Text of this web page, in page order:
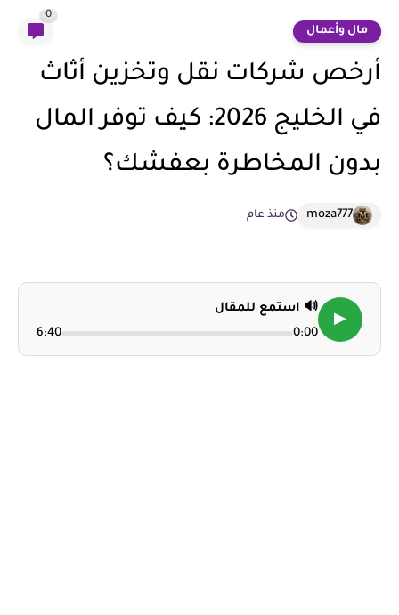
مال وأعمال
0
أرخص شركات نقل وتخزين أثاث
في الخليج 2026: كيف توفر المال
بدون المخاطرة بعفشك؟
moza777 منذ عام
▶
🔊 استمع للمقال
0:00
6:40